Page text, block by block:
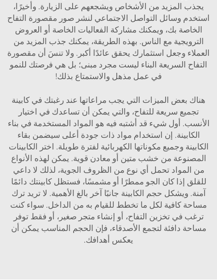
يجذب المزيد من الأشخاص ويشجعهم على الزيارة. وأخيرًا،
استخدم وسائل التواصل الاجتماعي لنشر صور مقصورة التفاح
الخاصة بك، ويمكنك مشاركة الفعاليات الخاصة أو العروض
الترويجية مع الناس. بهذه الطريقة، يمكنك جذب المزيد من
العملاء وجعل استثمارك يحقق عائدًا أكبر. ولا تنسَ أن مقصورة
التفاح السريعة البناء ليست مجرد مبنى؛ بل هي فرصتك للنمو
في عمل مذهل والاستمتاع بذلك!
هناك بعض الميزات التي يجب مراعاتها عند رغبتك في كابينة
تجميع سريعة للتفاح، والتي يمكن أن تساعدك في اختيار
الأنسب. أول شيء قد أشتبه فيه هو المواد المستخدمة في بناء
الكابينة. إن استخدام مواد ذات جودة أعلى سيضمن بقاء
الكابينة وجميع مكوناتها الكهربائية لفترة طويلة. اختر الكابينات
المصنوعة من خشب متين أو معادن قوية. يمكن لهذه الأنواع
من المواد تحمل أي نوع من الظروف الجوية، لذلك لا داعي
للقلق إذا كان الجو ممطرًا أو مشمسًا، فستظل كابينتك دائمًا
آمنة. ويشكل حجم الكابينة جانبًا آخر بالغ الأهمية. لا تريد ترك
مساحة كافية لكل ما تخطط للقيام به من الداخل. سواء كنت
ترغب في تخزين التفاح، أو إنشاء متجر صغير، أو فقط توفر
مساحة دافئة لتجمع الأصدقاء، فإن الحجم المناسب يمكن أن
يعكس أهدافك.